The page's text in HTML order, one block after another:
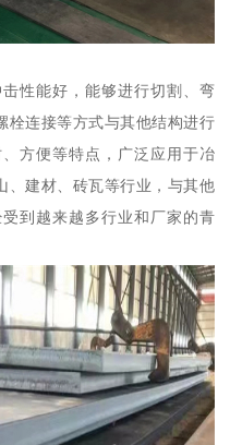
性能好，能够进行切割、弯
栓连接等方式与其他结构进行
方便等特点，广泛应用于冶
、建材、砖瓦等行业，与其他
到越来越多行业和厂家的青